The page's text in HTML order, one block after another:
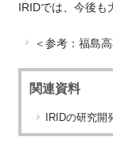
IRIDでは、今後も
＜参考：福島
関連資料
IRIDの研究